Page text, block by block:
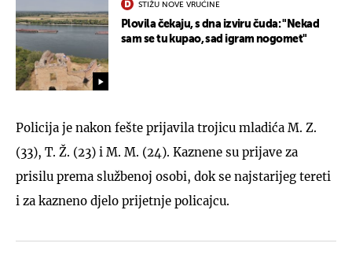
STIŽU NOVE VRUĆINE
Plovila čekaju, s dna izviru čuda: "Nekad
sam se tu kupao, sad igram nogomet"
Policija je nakon fešte prijavila trojicu mladića M. Z.
(33), T. Ž. (23) i M. M. (24). Kaznene su prijave za
prisilu prema službenoj osobi, dok se najstarijeg tereti
i za kazneno djelo prijetnje policajcu.